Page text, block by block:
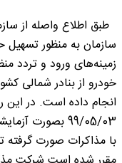
طبق اطلاع واصله از
سازمان به منظور تسهیل
زمینه‌های ورود و تردد
خودرو از بنادر شمالی
انجام داده است. در این
99/05/03
با مذاکرات صورت